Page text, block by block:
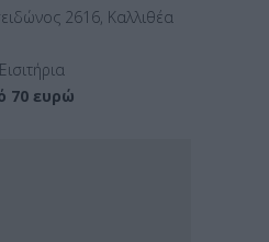
2616, Καλλιθέα
Εισιτήρια
70 ευρώ